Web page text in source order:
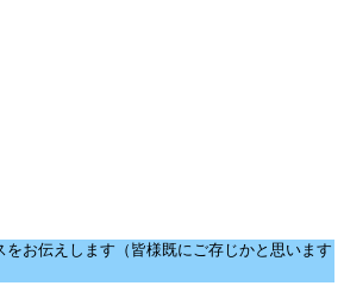
お伝えします（皆様既にご存じかと思います